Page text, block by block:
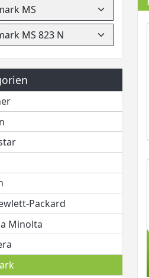
Packard
Minolta